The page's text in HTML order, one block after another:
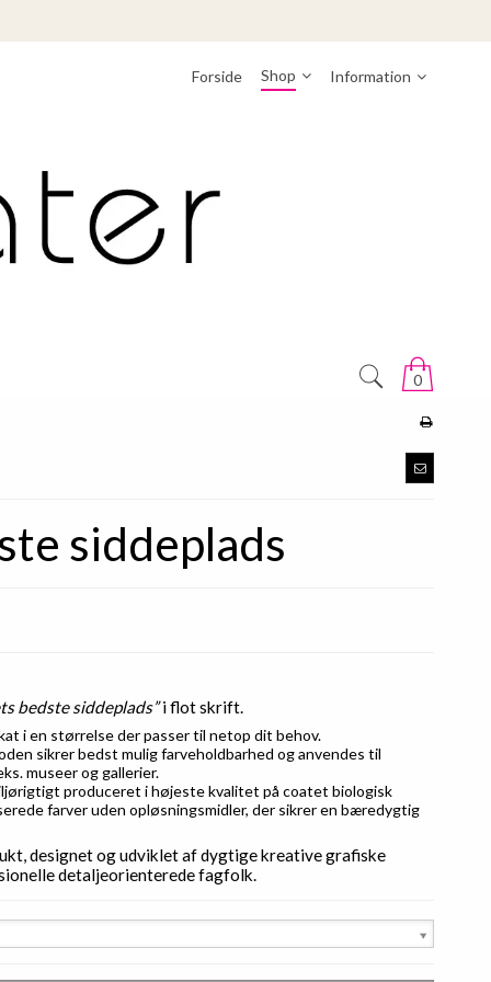
Forside Shop Information
0
siddeplads
bedste siddeplads”i flot skrift.
i en størrelse der passer til netop dit behov.
sikrer bedst mulig farveholdbarhed og anvendes til
museer og gallerier.
produceret i højeste kvalitet på coatet biologisk
farver uden opløsningsmidler, der sikrer en bæredygtig
designet og udviklet af dygtige kreative grafiske
detaljeorienterede fagfolk.